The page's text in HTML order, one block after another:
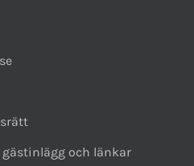
och länkar